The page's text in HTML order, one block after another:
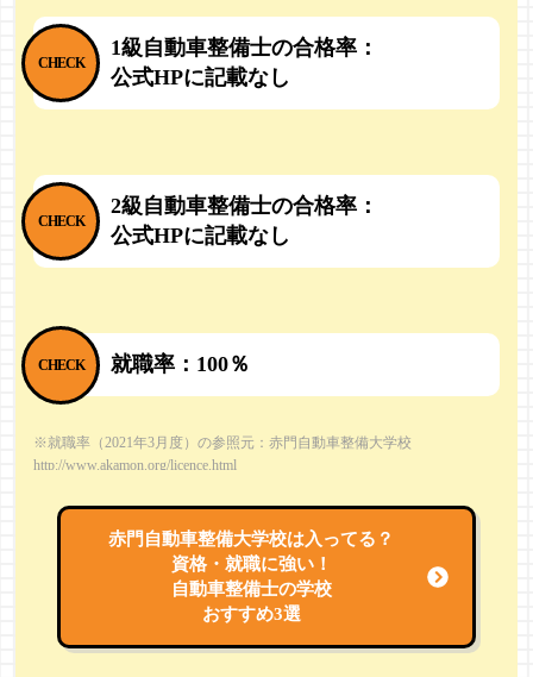
1級自動車整備士の合格率：
公式HPに記載なし
2級自動車整備士の合格率：
公式HPに記載なし
就職率：100％
※就職率（2021年3月度）の参照元：赤門自動車整備大学校
http://www.akamon.org/licence.html
赤門自動車整備大学校は入ってる？
資格・就職に強い！
自動車整備士の学校
おすすめ3選